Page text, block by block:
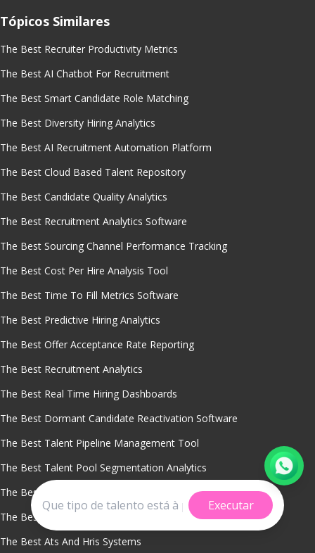
Executar
Tópicos Similares
The Best Recruiter Productivity Metrics
The Best AI Chatbot For Recruitment
The Best Smart Candidate Role Matching
The Best Diversity Hiring Analytics
The Best AI Recruitment Automation Platform
The Best Cloud Based Talent Repository
The Best Candidate Quality Analytics
The Best Recruitment Analytics Software
The Best Sourcing Channel Performance Tracking
The Best Cost Per Hire Analysis Tool
The Best Time To Fill Metrics Software
The Best Predictive Hiring Analytics
The Best Offer Acceptance Rate Reporting
The Best Recruitment Analytics
The Best Real Time Hiring Dashboards
The Best Dormant Candidate Reactivation Software
The Best Talent Pipeline Management Tool
The Best Talent Pool Segmentation Analytics
The Best Workforce Planning With Talent Pools
The Best Recruitment Crm System
The Best Ats And Hris Systems